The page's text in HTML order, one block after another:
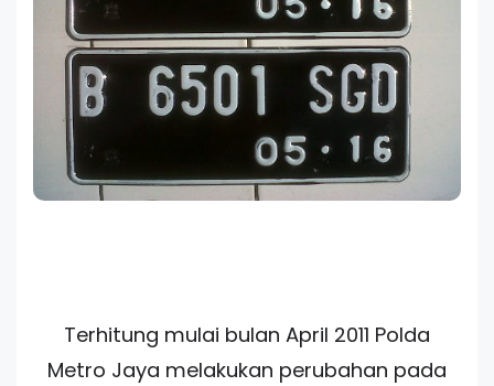
Terhitung mulai bulan April 2011 Polda
Metro Jaya melakukan perubahan pada